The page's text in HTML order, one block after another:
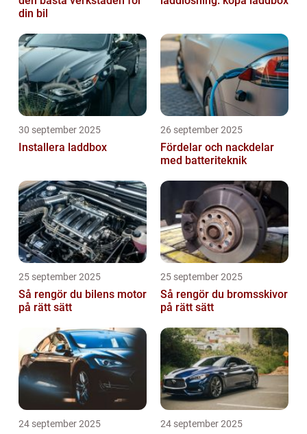
din bil
30 september 2025
Installera laddbox
26 september 2025
Fördelar och nackdelar
med batteriteknik
25 september 2025
Så rengör du bilens motor
på rätt sätt
25 september 2025
Så rengör du bromsskivor
på rätt sätt
24 september 2025 24 september 2025